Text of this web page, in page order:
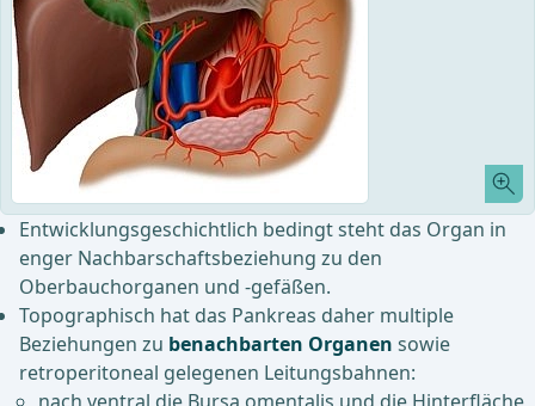
Entwicklungsgeschichtlich bedingt steht das Organ in
enger Nachbarschaftsbeziehung zu den
Oberbauchorganen und -gefäßen.
Topographisch hat das Pankreas daher multiple
Beziehungen zu benachbarten Organen sowie
retroperitoneal gelegenen Leitungsbahnen: